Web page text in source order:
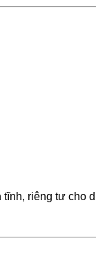
riêng tư cho